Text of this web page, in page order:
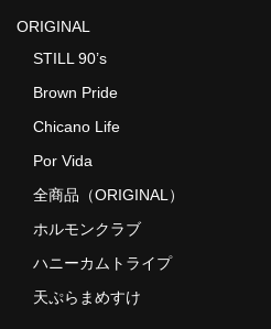
ORIGINAL
STILL 90’s
Brown Pride
Chicano Life
Por Vida
全商品（ORIGINAL）
ホルモンクラブ
ハニーカムトライプ
天ぷらまめすけ